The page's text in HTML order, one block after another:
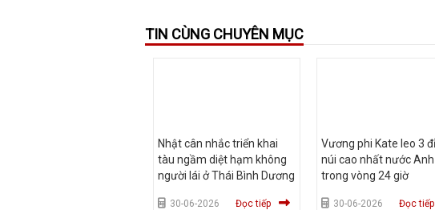
TIN CÙNG CHUYÊN MỤC
Nhật cân nhắc triển khai
tàu ngầm diệt hạm không
người lái ở Thái Bình Dương
30-06-2026 Đọc tiếp
Vương phi Kate leo 3
núi cao nhất nước Anh
trong vòng 24 giờ
30-06-2026 Đọc tiếp